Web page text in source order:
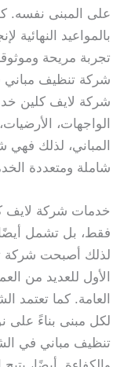
على المبنى نفسه.
بالمواعيد النهائية
تجربة مريحة
شركة تنظيف مباني
شركة لايف كلين
الواجهات،
المباني، لذلك
شاملة ومتعددة
خدمات شركة لايف
فقط، بل تشمل أيضًا
لذلك أصبحت شركة
الأول للعديد من
العامة. كما
لكل مبنى بناءً
تنظيف مباني في